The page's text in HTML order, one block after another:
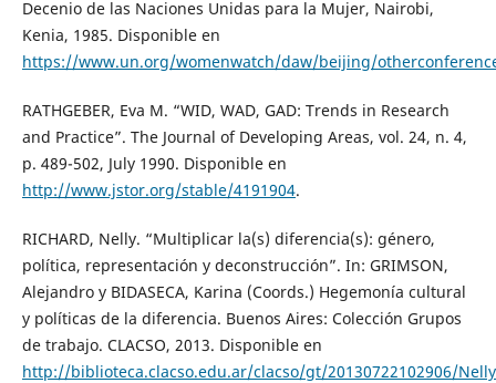
Decenio de las Naciones Unidas para la Mujer, Nairobi,
Kenia, 1985. Disponible en
https://www.un.org/womenwatch/daw/beijing/
RATHGEBER, Eva M. “WID, WAD, GAD: Trends in Research
and Practice”. The Journal of Developing Areas, vol. 24, n. 4,
p. 489-502, July 1990. Disponible en
http://www.jstor.org/stable/4191904.
RICHARD, Nelly. “Multiplicar la(s) diferencia(s): género,
política, representación y deconstrucción”. In: GRIMSON,
Alejandro y BIDASECA, Karina (Coords.) Hegemonía cultural
y políticas de la diferencia. Buenos Aires: Colección Grupos
de trabajo. CLACSO, 2013. Disponible en
http://biblioteca.clacso.edu.ar/clacso/gt/20130722102906/